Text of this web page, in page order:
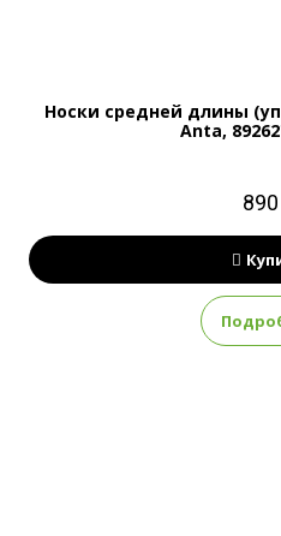
Носки средней длины
Anta,